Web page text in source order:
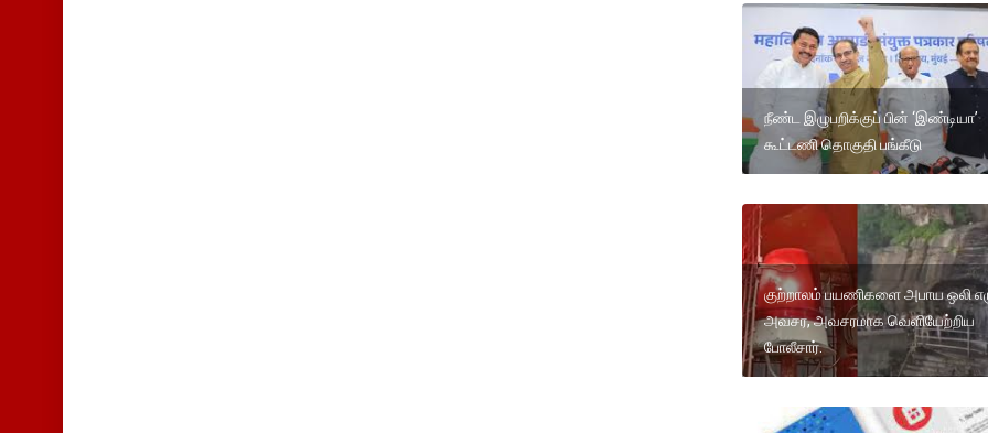
நீண்ட இழுபறிக்குப் பின் ‘இண்டியா’
கூட்டணி தொகுதி பங்கீடு
குற்றாலம் பயணிகளை அபாய ஒலி
அவசர, அவசரமாக வெளியேற்றிய
போலீசார்.